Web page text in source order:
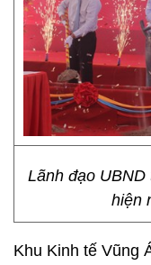
Lãnh đạo
hiện
Khu Kinh tế Vũng